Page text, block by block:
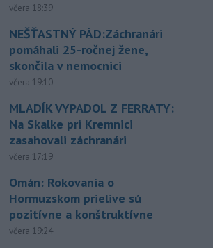
včera 18:39
NEŠŤASTNÝ PÁD:Záchranári
pomáhali 25-ročnej žene,
skončila v nemocnici
včera 19:10
MLADÍK VYPADOL Z FERRATY:
Na Skalke pri Kremnici
zasahovali záchranári
včera 17:19
Omán: Rokovania o
Hormuzskom prielive sú
pozitívne a konštruktívne
včera 19:24